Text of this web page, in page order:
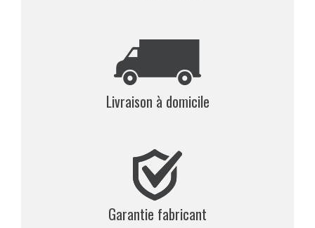
Livraison à domicile
Garantie fabricant